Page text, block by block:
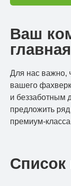
Ваш
Для нас важно,
вашего
и беззаботным
предложить
премиум-
Список